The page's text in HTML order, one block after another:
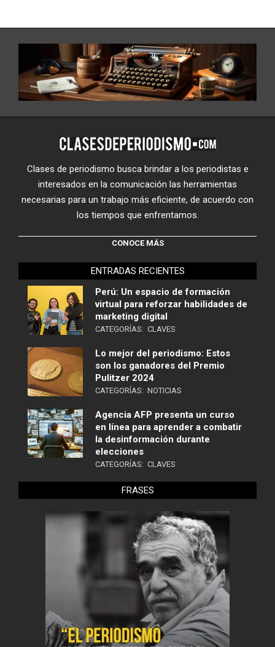
Clases de periodismo busca brindar a los periodistas e
interesados en la comunicación las herramientas
necesarias para un trabajo más eficiente, de acuerdo con
los tiempos que enfrentamos.
CONOCE MÁS
ENTRADAS RECIENTES
Perú: Un espacio de formación
virtual para reforzar habilidades de
marketing digital
CATEGORÍAS: CLAVES
Lo mejor del periodismo: Estos
son los ganadores del Premio
Pulitzer 2024
CATEGORÍAS: NOTICIAS
Agencia AFP presenta un curso
en línea para aprender a combatir
la desinformación durante
elecciones
CATEGORÍAS: CLAVES
FRASES